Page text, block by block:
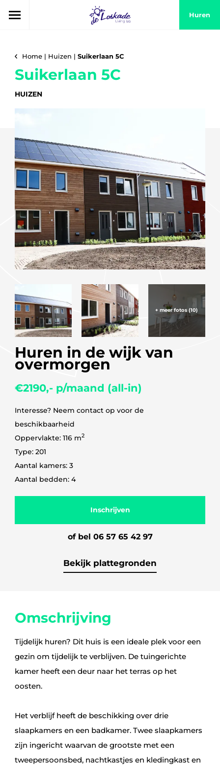
Huren
Home | Huizen | Suikerlaan 5C
Suikerlaan 5C
HUIZEN
+ meer fotos (10)
Huren in de wijk van
overmorgen
€2190,- p/maand (all-in)
Interesse? Neem contact op voor de
beschikbaarheid
Oppervlakte: 116 m2
Type: 201
Aantal kamers: 3
Aantal bedden: 4
Inschrijven
of bel 06 57 65 42 97
Bekijk plattegronden
Omschrijving
Tijdelijk huren? Dit huis is een ideale plek voor een
gezin om tijdelijk te verblijven. De tuingerichte
kamer heeft een deur naar het terras op het
oosten.
Het verblijf heeft de beschikking over drie
slaapkamers en een badkamer. Twee slaapkamers
zijn ingericht waarvan de grootste met een
tweepersoonsbed, nachtkastjes en kledingkast en